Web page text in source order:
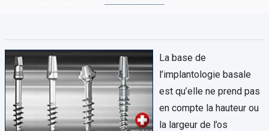
La base de
l’implantologie basale
est qu’elle ne prend pas
en compte la hauteur ou
la largeur de l’os